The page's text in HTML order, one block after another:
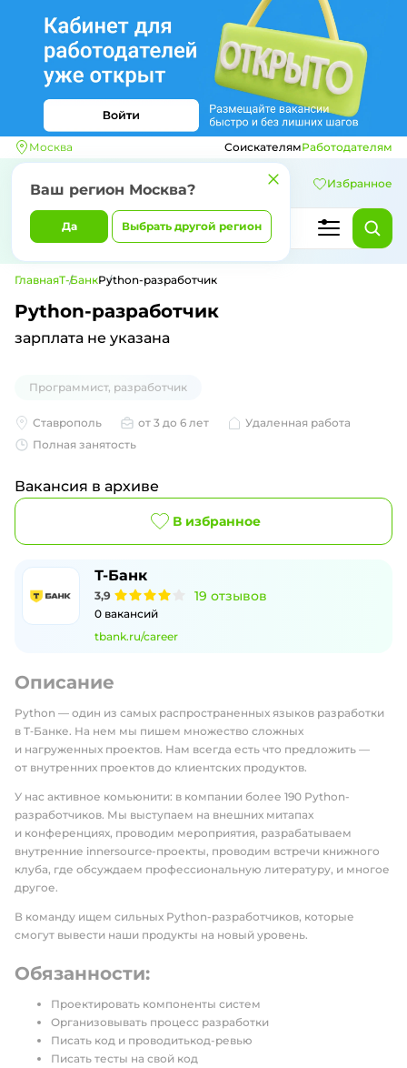
Москва
Ваш регион Москва?
Да Выбрать другой регион
СоискателямРаботодателям
Избранное
ГлавнаяТ-БанкPython-разработчик
Python-разработчик
зарплата не указана
Программист, разработчик
Ставрополь от 3 до 6 лет
Удаленная работа
Полная занятость
Вакансия в архиве
В избранное
Т-Банк
3,9 19 отзывов
0 вакансий
tbank.ru/career
Описание
Python — один из самых распространенных языков разработки
в Т‑Банке. На нем мы пишем множество сложных
и нагруженных проектов. Нам всегда есть что предложить —
от внутренних проектов до клиентских продуктов.
У нас активное комьюнити: в компании более 190 Python-
разработчиков. Мы выступаем на внешних митапах
и конференциях, проводим мероприятия, разрабатываем
внутренние innersource-проекты, проводим встречи книжного
клуба, где обсуждаем профессиональную литературу, и многое
другое.
В команду ищем сильных Python-разработчиков, которые
смогут вывести наши продукты на новый уровень.
Обязанности:
Проектировать компоненты систем
Организовывать процесс разработки
Писать код и проводитькод-ревью
Писать тесты на свой код